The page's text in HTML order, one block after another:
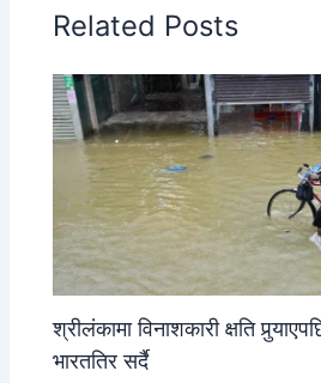
Related Posts
श्रीलंकामा विनाशकारी क्षति
भारततिर सर्दै